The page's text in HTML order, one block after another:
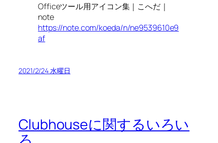
Officeツール用アイコン集｜こへだ｜
note
https://note.com/koeda/n/ne9539610e9
af
2021/2/24 水曜日
Clubhouseに関するいろい